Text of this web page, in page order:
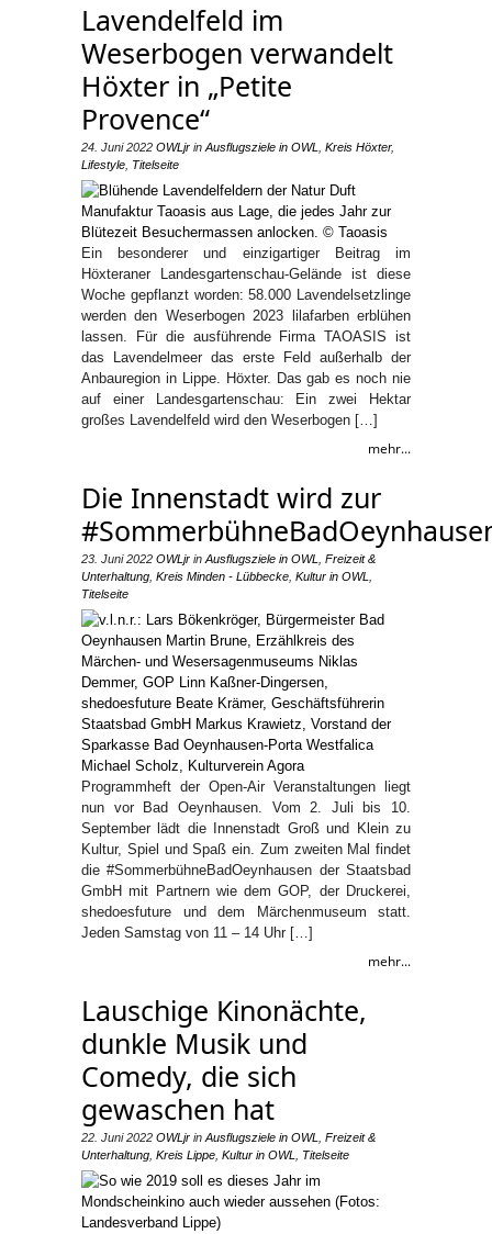
Lavendelfeld im
Weserbogen verwandelt
Höxter in „Petite
Provence“
24. Juni 2022 OWLjr in Ausflugsziele in OWL Kreis Höxter,
Lifestyle Titelseite
Ein besonderer und einzigartiger Beitrag im
Höxteraner Landesgartenschau-Gelände ist diese
Woche gepflanzt worden: 58.000 Lavendelsetzlinge
werden den Weserbogen 2023 lilafarben erblühen
lassen. Für die ausführende Firma TAOASIS ist
das Lavendelmeer das erste Feld außerhalb der
Anbauregion in Lippe. Höxter. Das gab es noch nie
auf einer Landesgartenschau: Ein zwei Hektar
großes Lavendelfeld wird den Weserbogen […]
mehr...
Die Innenstadt wird zur
23. Juni 2022 OWLjr in Ausflugsziele in OWL
Freizeit &
Unterhaltung Kreis Minden - Lübbecke Kultur in OWL
Titelseite
Programmheft der Open-Air Veranstaltungen liegt
nun vor Bad Oeynhausen. Vom 2. Juli bis 10.
September lädt die Innenstadt Groß und Klein zu
Kultur, Spiel und Spaß ein. Zum zweiten Mal findet
die #SommerbühneBadOeynhausen der Staatsbad
GmbH mit Partnern wie dem GOP, der Druckerei,
shedoesfuture und dem Märchenmuseum statt.
Jeden Samstag von 11 – 14 Uhr […]
mehr...
Lauschige Kinonächte,
dunkle Musik und
Comedy, die sich
gewaschen hat
22. Juni 2022 OWLjr in Ausflugsziele in OWL
Freizeit &
Unterhaltung Kreis Lippe Kultur in OWL Titelseite